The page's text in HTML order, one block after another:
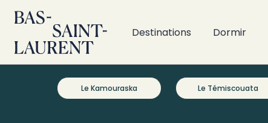
Destinations Dormir
Le Kamouraska Le Témiscouata